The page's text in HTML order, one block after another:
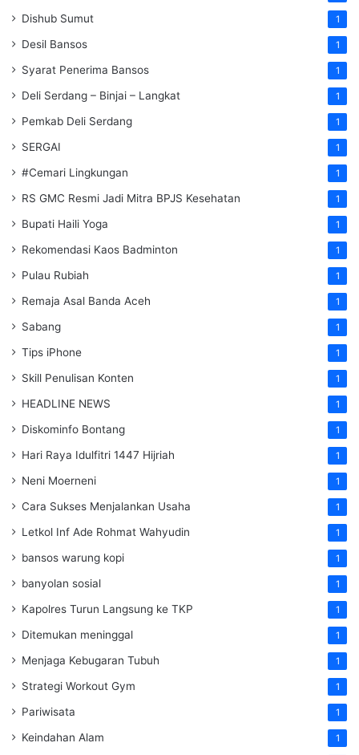
Dishub Sumut 1
Desil Bansos 1
Syarat Penerima Bansos 1
Deli Serdang – Binjai – Langkat 1
Pemkab Deli Serdang 1
SERGAI 1
#Cemari Lingkungan 1
RS GMC Resmi Jadi Mitra BPJS Kesehatan 1
Bupati Haili Yoga 1
Rekomendasi Kaos Badminton 1
Pulau Rubiah 1
Remaja Asal Banda Aceh 1
Sabang 1
Tips iPhone 1
Skill Penulisan Konten 1
HEADLINE NEWS 1
Diskominfo Bontang 1
Hari Raya Idulfitri 1447 Hijriah 1
Neni Moerneni 1
Cara Sukses Menjalankan Usaha 1
Letkol Inf Ade Rohmat Wahyudin 1
bansos warung kopi 1
banyolan sosial 1
Kapolres Turun Langsung ke TKP 1
Ditemukan meninggal 1
Menjaga Kebugaran Tubuh 1
Strategi Workout Gym 1
Pariwisata 1
Keindahan Alam 1